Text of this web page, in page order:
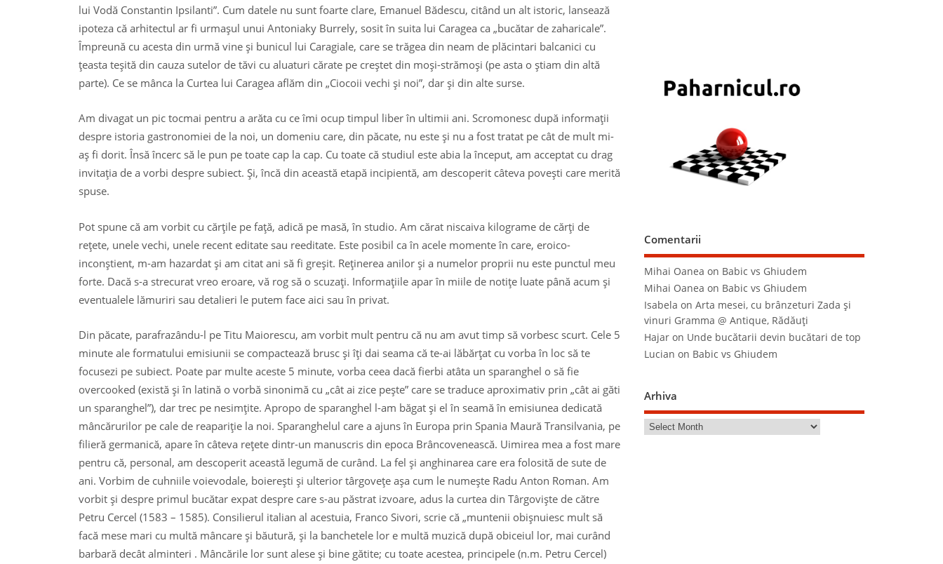
lui Vodă Constantin Ipsilanti”. Cum datele nu sunt foarte clare, Emanuel Bădescu, citând un alt istoric, lansează
ipoteza că arhitectul ar fi urmaşul unui Antoniaky Burrely, sosit în suita lui Caragea ca „bucătar de zaharicale”.
Împreună cu acesta din urmă vine şi bunicul lui Caragiale, care se trăgea din neam de plăcintari balcanici cu
ţeasta teşită din cauza sutelor de tăvi cu aluaturi cărate pe creştet din moşi-strămoşi (pe asta o ştiam din altă
parte). Ce se mânca la Curtea lui Caragea aflăm din „Ciocoii vechi şi noi”, dar şi din alte surse.
Am divagat un pic tocmai pentru a arăta cu ce îmi ocup timpul liber în ultimii ani. Scromonesc după informaţii
despre istoria gastronomiei de la noi, un domeniu care, din păcate, nu este şi nu a fost tratat pe cât de mult mi-
aş fi dorit. Însă încerc să le pun pe toate cap la cap. Cu toate că studiul este abia la început, am acceptat cu drag
invitaţia de a vorbi despre subiect. Şi, încă din această etapă incipientă, am descoperit câteva poveşti care merită
spuse.
Pot spune că am vorbit cu cărţile pe faţă, adică pe masă, în studio. Am cărat niscaiva kilograme de cărţi de
reţete, unele vechi, unele recent editate sau reeditate. Este posibil ca în acele momente în care, eroico-
inconştient, m-am hazardat şi am citat ani să fi greşit. Reţinerea anilor şi a numelor proprii nu este punctul meu
forte. Dacă s-a strecurat vreo eroare, vă rog să o scuzaţi. Informaţiile apar în miile de notiţe luate până acum şi
eventualele lămuriri sau detalieri le putem face aici sau în privat.
Din păcate, parafrazându-l pe Titu Maiorescu, am vorbit mult pentru că nu am avut timp să vorbesc scurt. Cele 5
minute ale formatului emisiunii se compactează brusc şi îţi dai seama că te-ai lăbărţat cu vorba în loc să te
focusezi pe subiect. Poate par multe aceste 5 minute, vorba ceea dacă fierbi atâta un sparanghel o să fie
overcooked (există şi în latină o vorbă sinonimă cu „cât ai zice peşte” care se traduce aproximativ prin „cât ai găti
un sparanghel”), dar trec pe nesimţite. Apropo de sparanghel l-am băgat şi el în seamă în emisiunea dedicată
mâncărurilor pe cale de reapariţie la noi. Sparanghelul care a ajuns în Europa prin Spania Maură Transilvania, pe
filieră germanică, apare în câteva reţete dintr-un manuscris din epoca Brâncovenească. Uimirea mea a fost mare
pentru că, personal, am descoperit această legumă de curând. La fel şi anghinarea care era folosită de sute de
ani. Vorbim de cuhniile voievodale, boiereşti şi ulterior târgoveţe aşa cum le numeşte Radu Anton Roman. Am
vorbit şi despre primul bucătar expat despre care s-au păstrat izvoare, adus la curtea din Târgovişte de către
Petru Cercel (1583 – 1585). Consilierul italian al acestuia, Franco Sivori, scrie că „muntenii obişnuiesc mult să
facă mese mari cu multă mâncare şi băutură, şi la banchetele lor e multă muzică după obiceiul lor, mai curând
barbară decât alminteri . Mâncările lor sunt alese şi bine gătite; cu toate acestea, principele (n.m. Petru Cercel)
Comentarii
Mihai Oanea on Babic vs Ghiudem
Mihai Oanea on Babic vs Ghiudem
Isabela onArta mesei, cu brânzeturi Zada şi
vinuri Gramma @ Antique, Rădăuţi
Hajar on Unde bucătarii devin bucătari de top
Lucian on Babic vs Ghiudem
Arhiva